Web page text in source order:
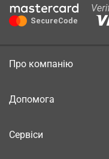
Про компанію
Допомога
Сервіси